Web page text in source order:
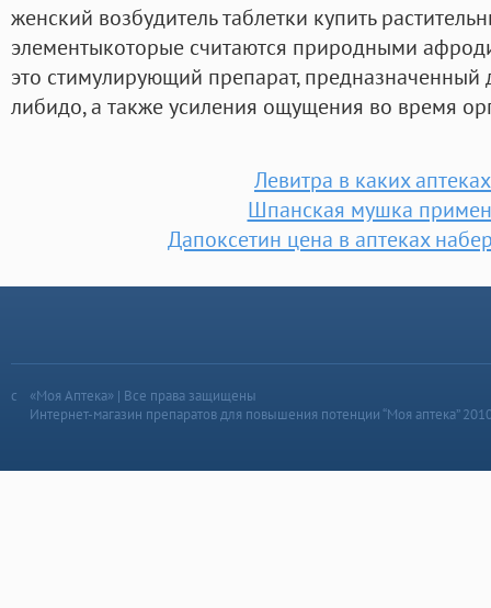
женский возбудитель таблетки купить
элементыкоторые считаются природными
это стимулирующий препарат,
либидо, а также усиления ощущения во время
Левитра в каких
Шпанская мушка
Дапоксетин цена в аптеках
«Моя Аптека» | Все права защищены
Интернет-магазин препаратов для повышения потенции “Моя аптека”